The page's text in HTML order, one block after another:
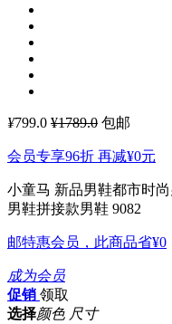
¥799.0 ¥1789.0 包邮
会员专享96折 再减¥0元
小童马 新品男鞋都市时
男鞋拼接款男鞋 9082
邮特惠会员，此商品省¥0
成为会员
促销 领取
选择颜色 尺寸